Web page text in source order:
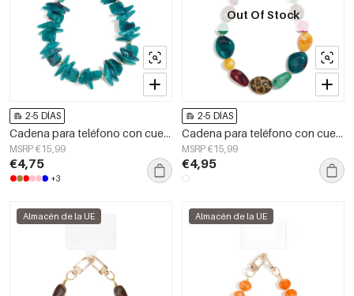
2-5 DÍAS
Cadena para teléfono con cuentas, sencilla, de acrílico, accesorio diario.
MSRP €15,99
€4,75
+3
Out Of Stock
2-5 DÍAS
Cadena para teléfono con cuentas, sencilla, de acrílico, accesorio diario.
MSRP €15,99
€4,95
Almacén de la UE Almacén de la UE